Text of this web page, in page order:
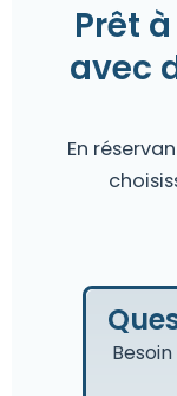
Prêt
avec
En